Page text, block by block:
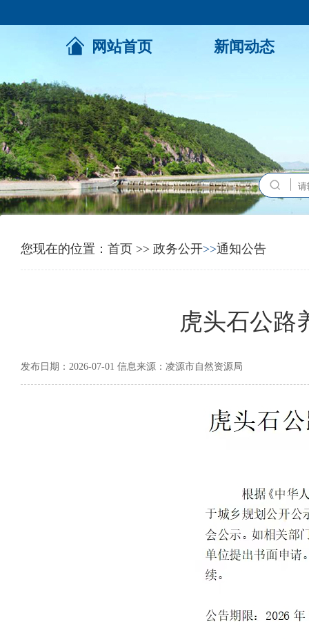
网站首页 新闻动态
您现在的位置： 首页 >> 政务公开>>通知公告
虎头石公路
发布日期：2026-07-01 信息来源：凌源市自然资源局